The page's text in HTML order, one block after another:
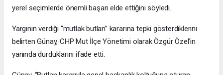
yerel seçimlerde önemli başarı elde ettiğini söyledi.
Yargının verdiği “mutlak butlan” kararına tepki gösterdiklerini
belirten Günay, CHP Mut İlçe Yönetimi olarak Özgür Özel’in
yanında durduklarını ifade etti.